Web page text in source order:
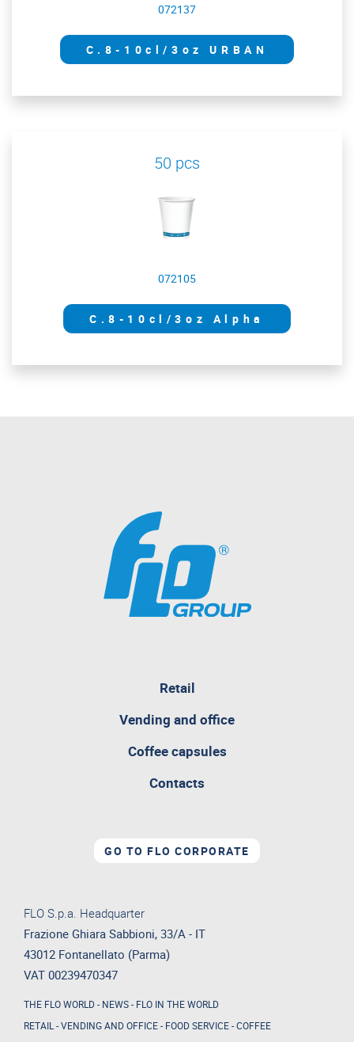
072137
C.8-10cl/3oz URBAN
50 pcs
072105
C.8-10cl/3oz Alpha
Retailpagina
aperta
Vending and office
Coffee capsules
Contacts
GO TO FLO CORPORATE
FLO S.p.a. Headquarter
Frazione Ghiara Sabbioni, 33/A - IT
43012 Fontanellato (Parma)
VAT 00239470347
THE FLO WORLD- NEWS- FLO IN THE WORLD
RETAIL -VENDING AND OFFICE- FOOD SERVICE-COFFEE